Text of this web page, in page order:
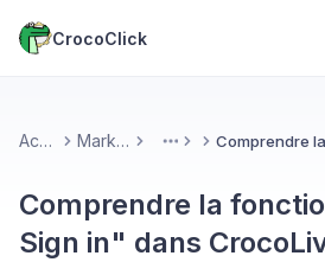
CrocoClick
Accueil Marketing More
Comprendre la
Sign in" dans